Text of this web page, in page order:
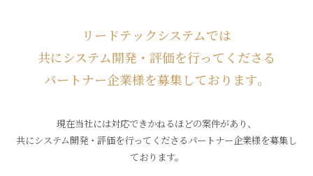
リードテックシステムでは
共にシステム開発・評価を行ってくださる
パートナー企業様を募集しております。
現在当社には対応できかねるほどの案件があり、
共にシステム開発・評価を行ってくださるパートナー企業様を募集し
ております。